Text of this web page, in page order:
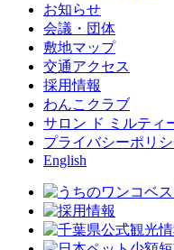
お知らせ
会議・団体
敷地マップ
交通アクセス
採用情報
わんこクラブ
サロン ド ミルティ
プライバシーポリ
English